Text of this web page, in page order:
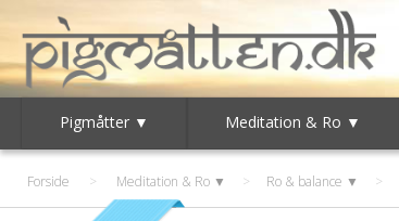
Pigmåtter ▼ Meditation & Ro ▼
Forside > Meditation & Ro ▼ > Ro & balance ▼ >